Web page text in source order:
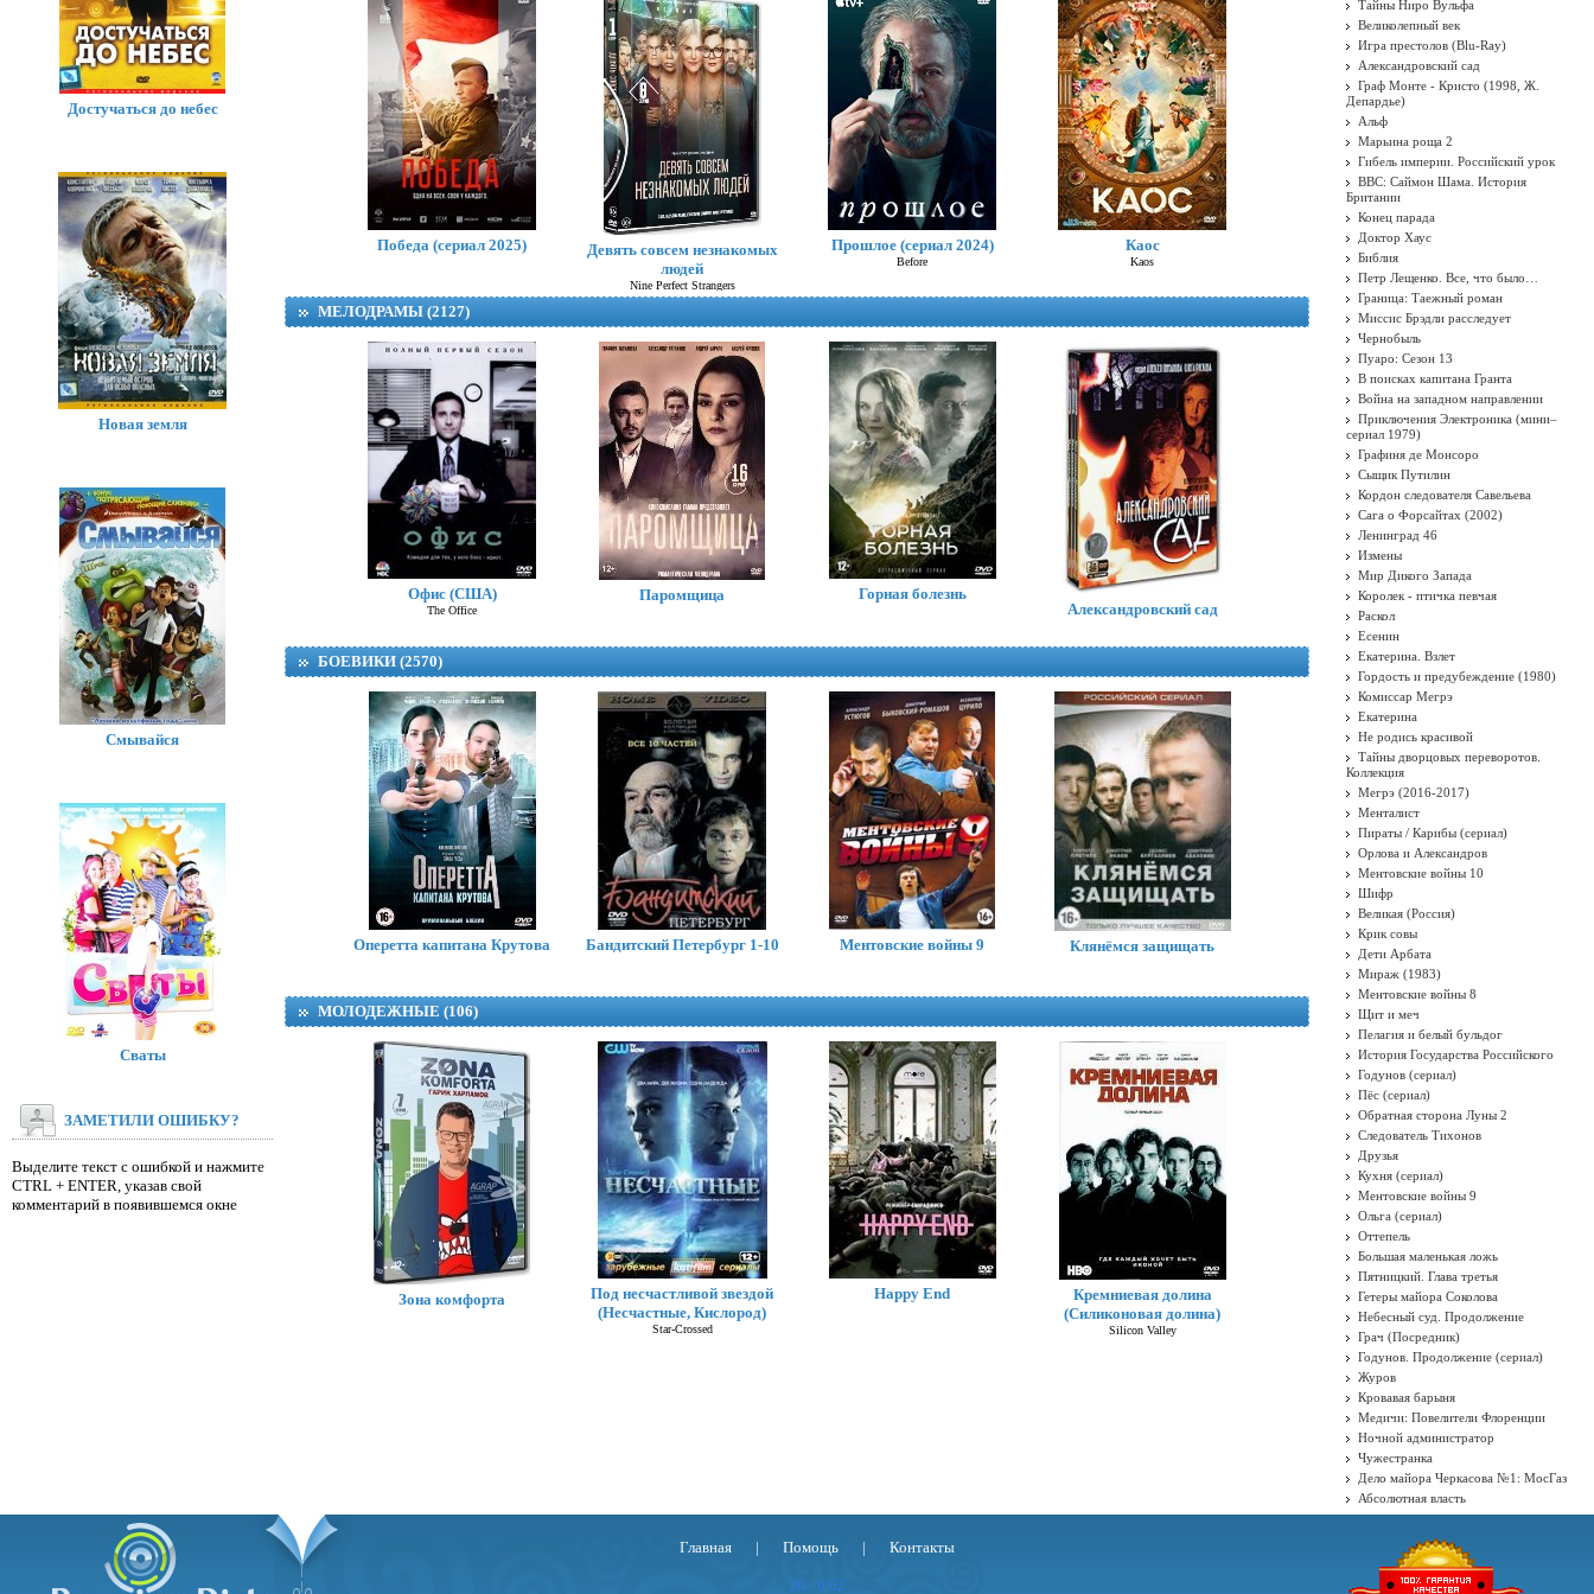
Старушки в бегах
Победа (сериал 2025)
Девять совсем незнакомых
людей
Nine Perfect Strangers
Прошлое (сериал 2024)
Before
Каос
Kaos
МЕЛОДРАМЫ (2127)
Офис (США)
The Office
Паромщица
Горная болезнь
Александровский сад
Лучше не бывает (2015,
сериал)
БОЕВИКИ (2570)
Оперетта капитана Крутова Бандитский Петербург 1-10 Ментовские войны 9 Клянёмся защищать
Темное дитя
Orphan Black
МОЛОДЕЖНЫЕ (106)
Зона комфорта
Под несчастливой звездой
(Несчастные, Кислород)
Star-Crossed
Happy End
Кремниевая долина
(Силиконовая долина)
Silicon Valley
Достучаться до небес
Новая земля
Смывайся
Сваты
ЗАМЕТИЛИ ОШИБКУ?
Выделите текст с ошибкой и нажмите
CTRL + ENTER, указав свой
комментарий в появившемся окне
Тайны Ниро Вульфа
Великолепный век
Игра престолов (Blu-Ray)
Александровский сад
Граф Монте - Кристо (1998, Ж.
Депардье)
Альф
Марьина роща 2
Гибель империи. Российский урок
BBC: Саймон Шама. История
Британии
Конец парада
Доктор Хаус
Библия
Петр Лещенко. Все, что было…
Граница: Таежный роман
Миссис Брэдли расследует
Чернобыль
Пуаро: Сезон 13
В поисках капитана Гранта
Война на западном направлении
Приключения Электроника (мини–
сериал 1979)
Графиня де Монсоро
Сыщик Путилин
Кордон следователя Савельева
Сага о Форсайтах (2002)
Ленинград 46
Измены
Мир Дикого Запада
Королек - птичка певчая
Раскол
Есенин
Екатерина. Взлет
Гордость и предубеждение (1980)
Комиссар Мегрэ
Екатерина
Не родись красивой
Тайны дворцовых переворотов.
Коллекция
Мегрэ (2016-2017)
Менталист
Пираты / Карибы (сериал)
Орлова и Александров
Ментовские войны 10
Шифр
Великая (Россия)
Крик совы
Дети Арбата
Мираж (1983)
Ментовские войны 8
Щит и меч
Пелагия и белый бульдог
История Государства Российского
Годунов (сериал)
Пёс (сериал)
Обратная сторона Луны 2
Следователь Тихонов
Друзья
Кухня (сериал)
Ментовские войны 9
Ольга (сериал)
Оттепель
Большая маленькая ложь
Пятницкий. Глава третья
Гетеры майора Соколова
Небесный суд. Продолжение
Грач (Посредник)
Годунов. Продолжение (сериал)
Журов
Кровавая барыня
Медичи: Повелители Флоренции
Ночной администратор
Чужестранка
Дело майора Черкасова №1: МосГаз
Абсолютная власть
Главная | Помощь | Контакты
20 : 0.62